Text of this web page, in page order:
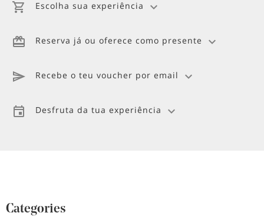
Escolha sua experiência
Reserva já ou oferece como presente
Recebe o teu voucher por email
Desfruta da tua experiência
Categories